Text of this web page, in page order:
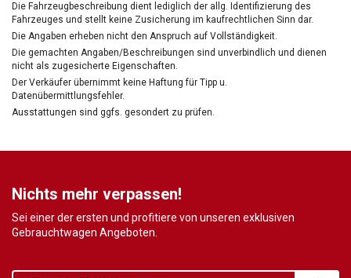
Die Fahrzeugbeschreibung dient lediglich der allg. Identifizierung des
Fahrzeuges und stellt keine Zusicherung im kaufrechtlichen Sinn dar.
Die Angaben erheben nicht den Anspruch auf Vollständigkeit.
Die gemachten Angaben/Beschreibungen sind unverbindlich und dienen
nicht als zugesicherte Eigenschaften.
Der Verkäufer übernimmt keine Haftung für Tipp u.
Datenübermittlungsfehler.
Ausstattungen sind ggfs. gesondert zu prüfen.
Nichts mehr verpassen!
Sei einer der ersten und profitiere von unseren exklusiven
Gebrauchtwagen Angeboten.